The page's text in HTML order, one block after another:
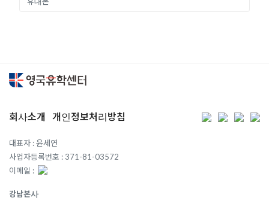
회사소개 개인정보처리방침
대표자 : 윤세연
사업자등록번호 : 371-81-03572
이메일 :
강남본사